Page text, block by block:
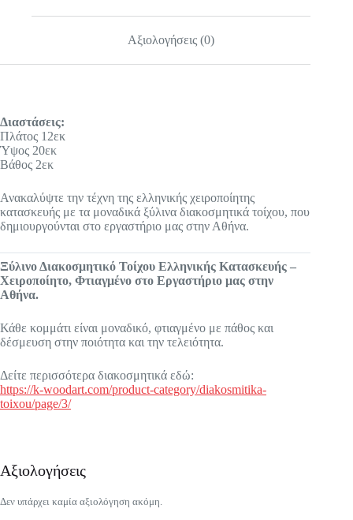
Αξιολογήσεις (0)
Διαστάσεις:
Πλάτος 12εκ
Ύψος 20εκ
Βάθος 2εκ
Ανακαλύψτε την τέχνη της ελληνικής χειροποίητης
κατασκευής με τα μοναδικά ξύλινα διακοσμητικά τοίχου, που
δημιουργούνται στο εργαστήριο μας στην Αθήνα.
Ξύλινο Διακοσμητικό Τοίχου Ελληνικής Κατασκευής –
Χειροποίητο, Φτιαγμένο στο Εργαστήριο μας στην
Αθήνα.
Κάθε κομμάτι είναι μοναδικό, φτιαγμένο με πάθος και
δέσμευση στην ποιότητα και την τελειότητα.
Δείτε περισσότερα διακοσμητικά εδώ:
https://k-woodart.com/product-category/diakosmitika-
toixou/page/3/
Αξιολογήσεις
Δεν υπάρχει καμία αξιολόγηση ακόμη.